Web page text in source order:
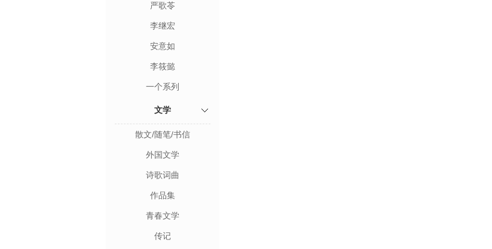
严歌苓
李继宏
安意如
李筱懿
一个系列
文学
散文/随笔/书信
外国文学
诗歌词曲
作品集
青春文学
传记